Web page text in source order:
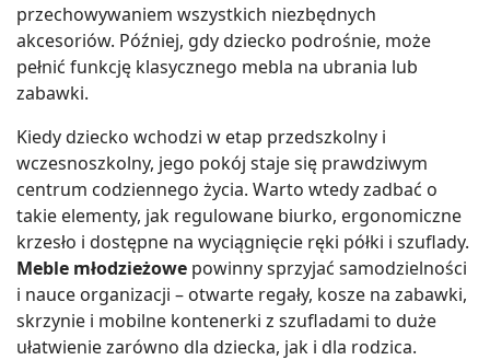
przechowywaniem wszystkich niezbędnych
akcesoriów. Później, gdy dziecko podrośnie, może
pełnić funkcję klasycznego mebla na ubrania lub
zabawki.
Kiedy dziecko wchodzi w etap przedszkolny i
wczesnoszkolny, jego pokój staje się prawdziwym
centrum codziennego życia. Warto wtedy zadbać o
takie elementy, jak regulowane biurko, ergonomiczne
krzesło i dostępne na wyciągnięcie ręki półki i szuflady.
Meble młodzieżowe powinny sprzyjać samodzielności
i nauce organizacji – otwarte regały, kosze na zabawki,
skrzynie i mobilne kontenerki z szufladami to duże
ułatwienie zarówno dla dziecka, jak i dla rodzica.